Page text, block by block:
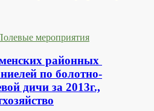
мероприятия
районных
по болотно-
дичи за 2013г.,